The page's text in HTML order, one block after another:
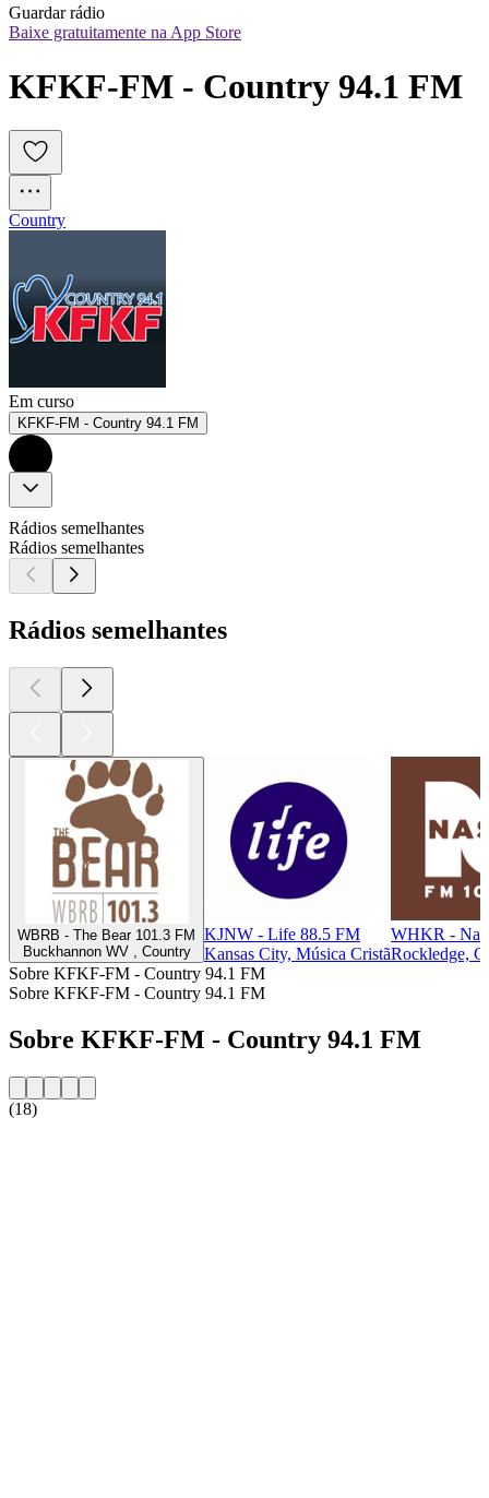
Guardar rádio
Baixe gratuitamente na App Store
KFKF-FM - Country 94.1 FM
Country
Em curso
KFKF-FM - Country 94.1 FM
Rádios semelhantes
Rádios semelhantes
Rádios semelhantes
WBRB - The Bear 101.3 FM
Buckhannon WV , Country
KJNW - Life 88.5 FM
Kansas City, Música Cristã
WHKR -
Rockledge,
Sobre KFKF-FM - Country 94.1 FM
Sobre KFKF-FM - Country 94.1 FM
Sobre KFKF-FM - Country 94.1 FM
(18)